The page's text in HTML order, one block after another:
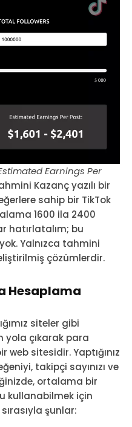
Earnings Per
Kazanç yazılı bir
sahip bir TikTok
1600 ila 2400
hatırlatalım; bu
Yalnızca tahmini
çözümlerdir.
Hesaplama
siteler gibi
yola çıkarak para
sitesidir. Yaptığınız
takipçi sayınızı ve
ortalama bir
kullanabilmek için
şunlar: